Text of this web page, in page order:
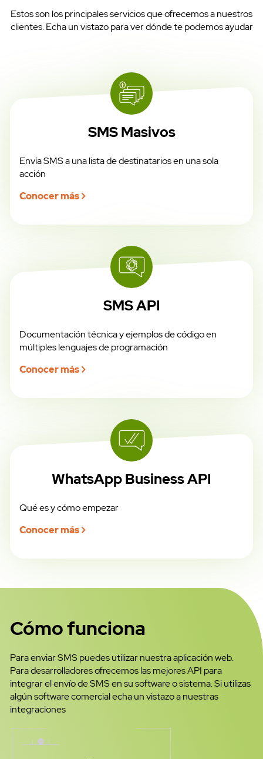
Estos son los principales servicios que ofrecemos a nuestros
clientes. Echa un vistazo para ver dónde te podemos ayudar
SMS Masivos
Envía SMS a una lista de destinatarios en una sola
acción
Conocer más
SMS API
Documentación técnica y ejemplos de código en
múltiples lenguajes de programación
Conocer más
WhatsApp Business API
Qué es y cómo empezar
Conocer más
Cómo funciona
Para enviar SMS puedes utilizar nuestra aplicación web.
Para desarrolladores ofrecemos las mejores API para
integrar el envío de SMS en su software o sistema. Si utilizas
algún software comercial echa un vistazo a nuestras
integraciones